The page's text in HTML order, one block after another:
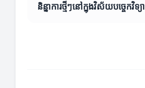
និន្នាការថ្មីៗនៅក្នុងវិស័យបច្ចេកវិទ្យា